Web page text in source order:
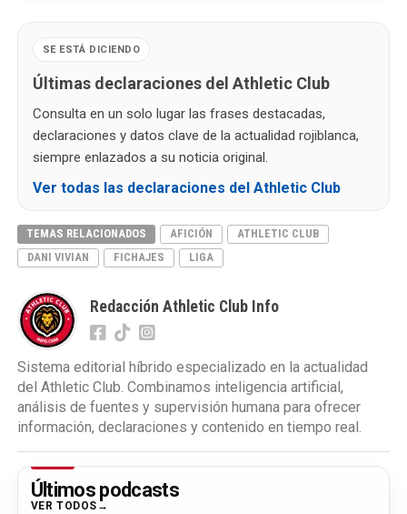
SE ESTÁ DICIENDO
Últimas declaraciones del Athletic Club
Consulta en un solo lugar las frases destacadas,
declaraciones y datos clave de la actualidad rojiblanca,
siempre enlazados a su noticia original.
Ver todas las declaraciones del Athletic Club
TEMAS RELACIONADOS AFICIÓN
ATHLETIC CLUB
DANI VIVIAN
FICHAJES LIGA
Redacción Athletic Club Info
Sistema editorial híbrido especializado en la actualidad
del Athletic Club. Combinamos inteligencia artificial,
análisis de fuentes y supervisión humana para ofrecer
información, declaraciones y contenido en tiempo real.
Últimos podcasts
VER TODOS